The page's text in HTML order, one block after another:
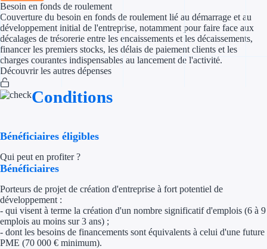
Appel à projet
Avance
Solutions MAPi
Besoin en fonds de roulement
Couverture du besoin en fonds de roulement lié au démarrage et au
développement initial de l'entreprise, notamment pour faire face aux
décalages de trésorerie entre les encaissements et les décaissements,
financer les premiers stocks, les délais de paiement clients et les
charges courantes indispensables au lancement de l'activité.
Découvrir les autres dépenses
Conditions
Bénéficiaires éligibles
Qui peut en profiter ?
Bénéficiaires
Porteurs de projet de création d'entreprise à fort potentiel de
développement :
- qui visent à terme la création d'un nombre significatif d'emplois (6 à 9
emplois au moins sur 3 ans) ;
- dont les besoins de financements sont équivalents à celui d'une future
PME (70 000 € minimum).